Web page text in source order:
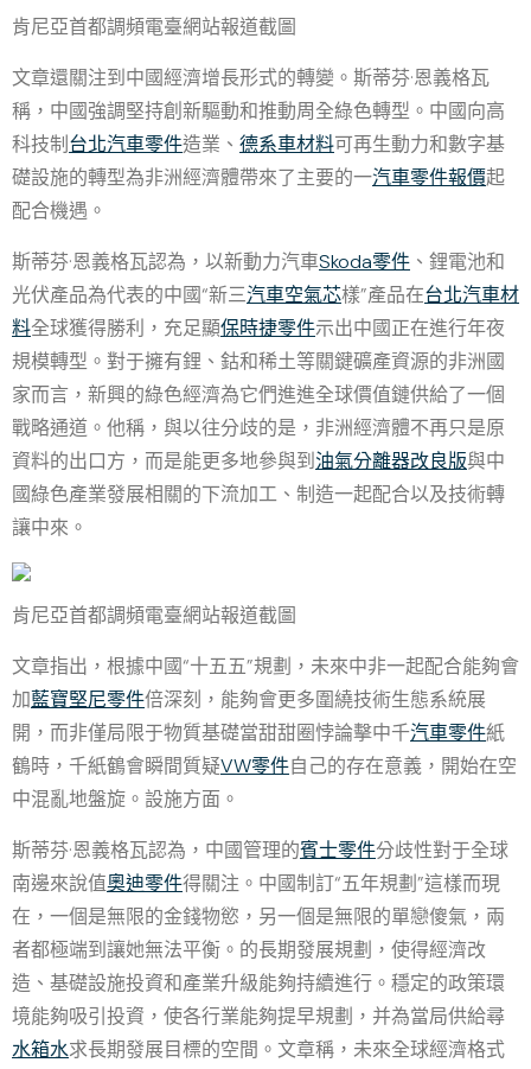
肯尼亞首都調頻電臺網站報道截圖
文章還關注到中國經濟增長形式的轉變。斯蒂芬·恩義格瓦
稱，中國強調堅持創新驅動和推動周全綠色轉型。中國向高
科技制 台北汽車零件造業、 德系車材料可再生動力和數字基
礎設施的轉型為非洲經濟體帶來了主要的一汽車零件報價起
配合機遇。
斯蒂芬·恩義格瓦認為，以新動力汽車Skoda零件 、鋰電池和
光伏產品為代表的中國“新三汽車空氣芯樣”產品在台北汽車材
料全球獲得勝利，充足顯保時捷零件示出中國正在進行年夜
規模轉型。對于擁有鋰、鈷和稀土等關鍵礦產資源的非洲國
家而言，新興的綠色經濟為它們進進全球價值鏈供給了一個
戰略通道。他稱，與以往分歧的是，非洲經濟體不再只是原
資料的出口方，而是能更多地參與到 油氣分離器改良版與中
國綠色產業發展相關的下流加工、制造一起配合以及技術轉
讓中來。
肯尼亞首都調頻電臺網站報道截圖
文章指出，根據中國“十五五”規劃，未來中非一起配合能夠會
加藍寶堅尼零件倍深刻，能夠會更多圍繞技術生態系統展
開，而非僅局限于物質基礎當甜甜圈悖論擊中千汽車零件紙
鶴時，千紙鶴會瞬間質疑VW零件自己的存在意義，開始在空
中混亂地盤旋。設施方面。
斯蒂芬·恩義格瓦認為，中國管理的賓士零件分歧性對于全球
南邊來說值奧迪零件得關注。中國制訂“五年規劃”這樣而現
在，一個是無限的金錢物慾，另一個是無限的單戀傻氣，兩
者都極端到讓她無法平衡。的長期發展規劃，使得經濟改
造、基礎設施投資和產業升級能夠持續進行。穩定的政策環
境能夠吸引投資，使各行業能夠提早規劃，并為當局供給尋
水箱水求長期發展目標的空間。文章稱，未來全球經濟格式